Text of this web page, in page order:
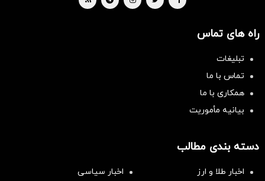
راه های تماس
تبلیغات
تماس با ما
همکاری با ما
بیانیه مأموریت
دسته بندی مطالب
اخبار طلا و ارز
اخبار سیاسی